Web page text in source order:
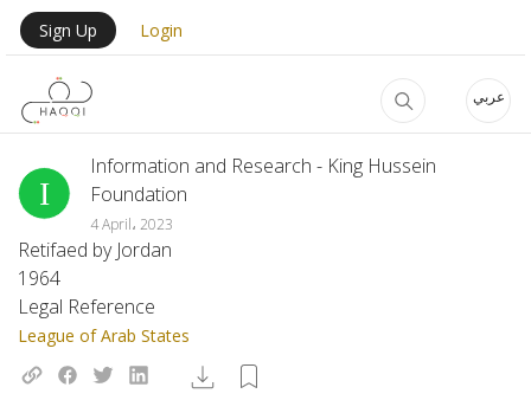
Skip to main content
عربي
User Login Menu
Sign Up Login
Information and Research - King Hussein
Foundation
4 April، 2023
Retifaed by Jordan
1964
Legal Reference
League of Arab States